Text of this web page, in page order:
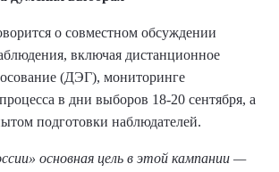
о совместном обсуждении
включая дистанционное
(ДЭГ), мониторинге
в дни выборов 18-20 сентября, а
подготовки наблюдателей.
основная цель в этой кампании —